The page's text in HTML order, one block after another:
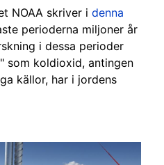
NOAA skriver i denna
perioderna miljoner år
i dessa perioder
som koldioxid, antingen
källor, har i jordens